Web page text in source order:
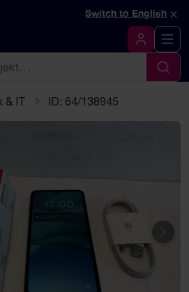
av denna sidaSwitch to English ×
Logga in
Sök
& IT ID: 64/138945